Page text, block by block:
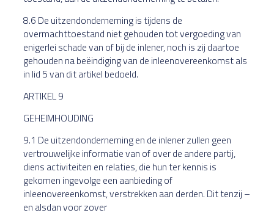
8.6 De uitzendonderneming is tijdens de
overmachttoestand niet gehouden tot vergoeding van
enigerlei schade van of bij de inlener, noch is zij daartoe
gehouden na beëindiging van de inleenovereenkomst als
in lid 5 van dit artikel bedoeld.
ARTIKEL 9
GEHEIMHOUDING
9.1 De uitzendonderneming en de inlener zullen geen
vertrouwelijke informatie van of over de andere partij,
diens activiteiten en relaties, die hun ter kennis is
gekomen ingevolge een aanbieding of
inleenovereenkomst, verstrekken aan derden. Dit tenzij –
en alsdan voor zover